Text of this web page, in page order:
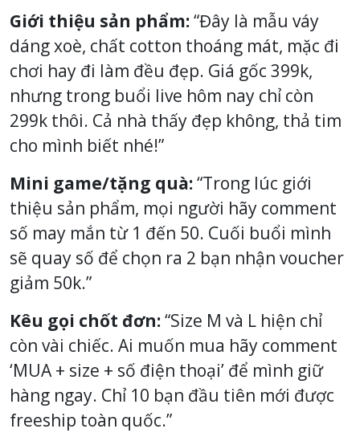
Giới thiệu sản phẩm:“Đây là mẫu váy
dáng xoè, chất cotton thoáng mát, mặc đi
chơi hay đi làm đều đẹp. Giá gốc 399k,
nhưng trong buổi live hôm nay chỉ còn
299k thôi. Cả nhà thấy đẹp không, thả tim
cho mình biết nhé!”
Mini game/tặng quà:“Trong lúc giới
thiệu sản phẩm, mọi người hãy comment
số may mắn từ 1 đến 50. Cuối buổi mình
sẽ quay số để chọn ra 2 bạn nhận voucher
giảm 50k.”
Kêu gọi chốt đơn:“Size M và L hiện chỉ
còn vài chiếc. Ai muốn mua hãy comment
‘MUA + size + số điện thoại’ để mình giữ
hàng ngay. Chỉ 10 bạn đầu tiên mới được
freeship toàn quốc.”